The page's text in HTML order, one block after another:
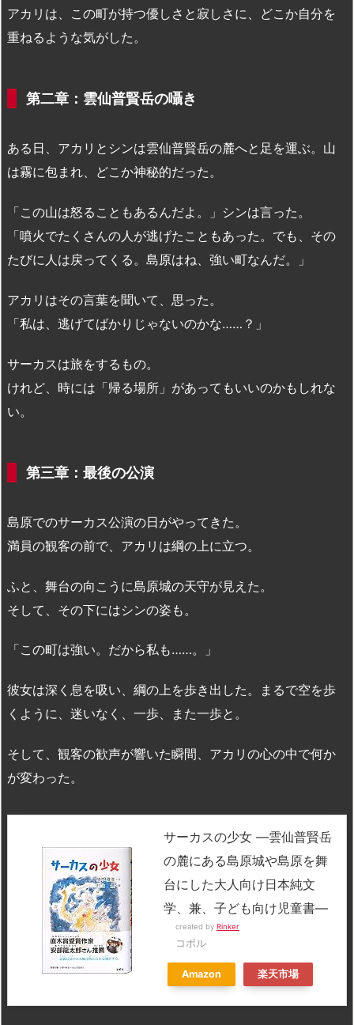
アカリは、この町が持つ優しさと寂しさに、どこか自分を
重ねるような気がした。
第二章：雲仙普賢岳の囁き
ある日、アカリとシンは雲仙普賢岳の麓へと足を運ぶ。山
は霧に包まれ、どこか神秘的だった。
「この山は怒ることもあるんだよ。」シンは言った。
「噴火でたくさんの人が逃げたこともあった。でも、その
たびに人は戻ってくる。島原はね、強い町なんだ。」
アカリはその言葉を聞いて、思った。
「私は、逃げてばかりじゃないのかな……？」
サーカスは旅をするもの。
けれど、時には「帰る場所」があってもいいのかもしれな
い。
第三章：最後の公演
島原でのサーカス公演の日がやってきた。
満員の観客の前で、アカリは綱の上に立つ。
ふと、舞台の向こうに島原城の天守が見えた。
そして、その下にはシンの姿も。
「この町は強い。だから私も……。」
彼女は深く息を吸い、綱の上を歩き出した。まるで空を歩
くように、迷いなく、一歩、また一歩と。
そして、観客の歓声が響いた瞬間、アカリの心の中で何か
が変わった。
サーカスの少女 ―雲仙普賢岳
の麓にある島原城や島原を舞
台にした大人向け日本純文
学、兼、子ども向け児童書―
created by Rinker
コボル
Amazon 楽天市場